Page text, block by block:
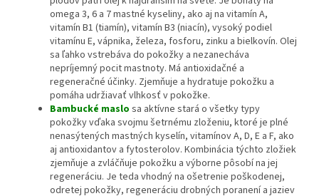
omega 3, 6 a 7 mastné kyseliny, ako aj na vitamín A,
vitamín B1 (tiamín), vitamín B3 (niacín), vysoký podiel
vitamínu E, vápnika, železa, fosforu, zinku a bielkovín. Olej
sa ľahko vstrebáva do pokožky a nezanecháva
nepríjemný pocit mastnoty. Má antioxidačné a
regeneračné účinky. Zjemňuje a hydratuje pokožku a
pomáha udržiavať vlhkosť v pokožke.
Bambucké maslo sa aktívne stará o všetky typy
pokožky vďaka svojmu šetrnému zloženiu, ktoré je plné
nenasýtených mastných kyselín, vitamínov A, D, E a F, ako
aj antioxidantov a fytosterolov. Kombinácia týchto zložiek
zjemňuje a zvláčňuje pokožku a výborne pôsobí na jej
regeneráciu. Je teda vhodný na ošetrenie poškodenej,
odretej pokožky, regeneráciu drobných poranení a jaziev